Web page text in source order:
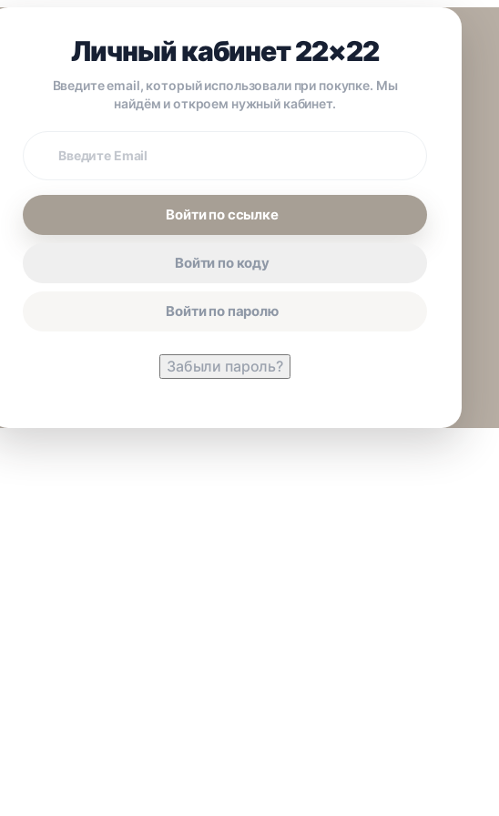
Личный кабинет 22×22
Введите email, который использовали при покупке. Мы
найдём и откроем нужный кабинет.
покупки
Войти по ссылке
Войти по коду
Войти по паролю
Забыли пароль?